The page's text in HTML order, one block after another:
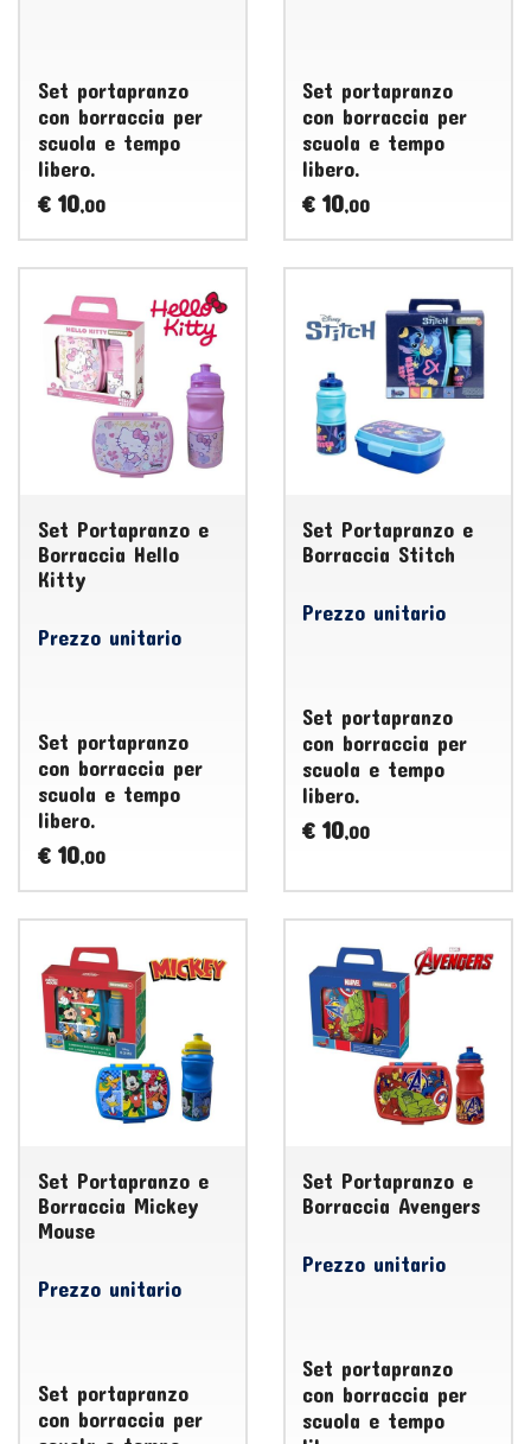
Set portapranzo
con borraccia per
scuola e tempo
libero.
€ 10,00
Set portapranzo
con borraccia per
scuola e tempo
libero.
€ 10,00
Set Portapranzo e
Borraccia Hello
Kitty
Prezzo unitario
Set portapranzo
con borraccia per
scuola e tempo
libero.
€ 10,00
Set Portapranzo e
Borraccia Stitch
Prezzo unitario
Set portapranzo
con borraccia per
scuola e tempo
libero.
€ 10,00
Set Portapranzo e
Borraccia Mickey
Mouse
Prezzo unitario
Set portapranzo
con borraccia per
Set Portapranzo e
Borraccia Avengers
Prezzo unitario
Set portapranzo
con borraccia per
scuola e tempo